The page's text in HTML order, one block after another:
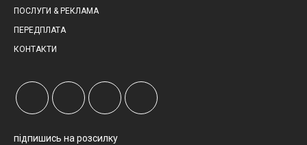
ПОСЛУГИ & РЕКЛАМА
ПЕРЕДПЛАТА
КОНТАКТИ
підпишись на розсилку